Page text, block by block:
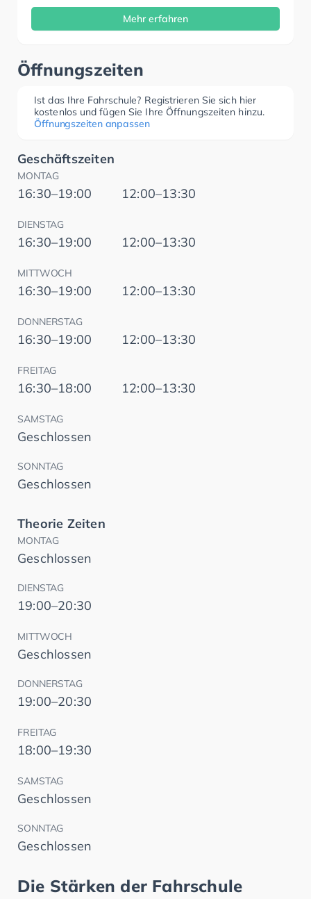
Mehr erfahren
Öffnungszeiten
Ist das Ihre Fahrschule? Registrieren Sie sich hier
kostenlos und fügen Sie Ihre Öffnungszeiten hinzu.
Öffnungszeiten anpassen
Geschäftszeiten
MONTAG
16:30–19:00 12:00–13:30
DIENSTAG
16:30–19:00 12:00–13:30
MITTWOCH
16:30–19:00 12:00–13:30
DONNERSTAG
16:30–19:00 12:00–13:30
FREITAG
16:30–18:00 12:00–13:30
SAMSTAG
Geschlossen
SONNTAG
Geschlossen
Theorie Zeiten
MONTAG
Geschlossen
DIENSTAG
19:00–20:30
MITTWOCH
Geschlossen
DONNERSTAG
19:00–20:30
FREITAG
18:00–19:30
SAMSTAG
Geschlossen
SONNTAG
Geschlossen
Die Stärken der Fahrschule